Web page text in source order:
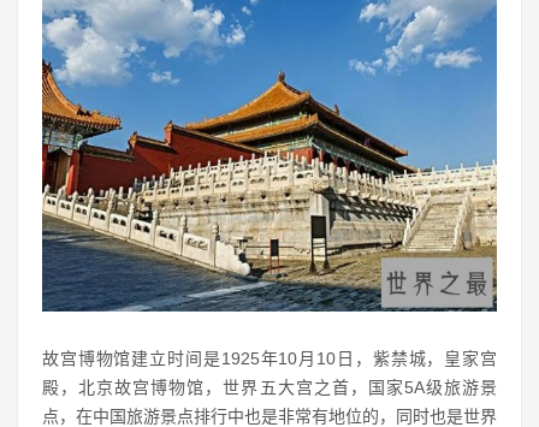
故宫博物馆建立时间是1925年10月10日，紫禁城，皇家宫
殿，北京故宫博物馆，世界五大宫之首，国家5A级旅游景
点，在中国旅游景点排行中也是非常有地位的，同时也是世界